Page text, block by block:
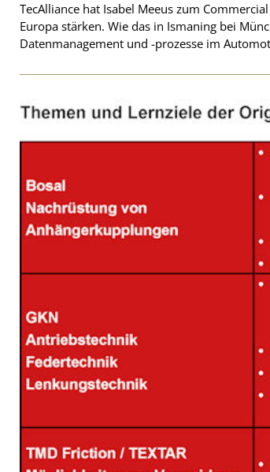
TecAlliance hat Isabel Meeus zum
Europa stärken. Wie das in Ismaning bei
Datenmanagement und -prozesse im